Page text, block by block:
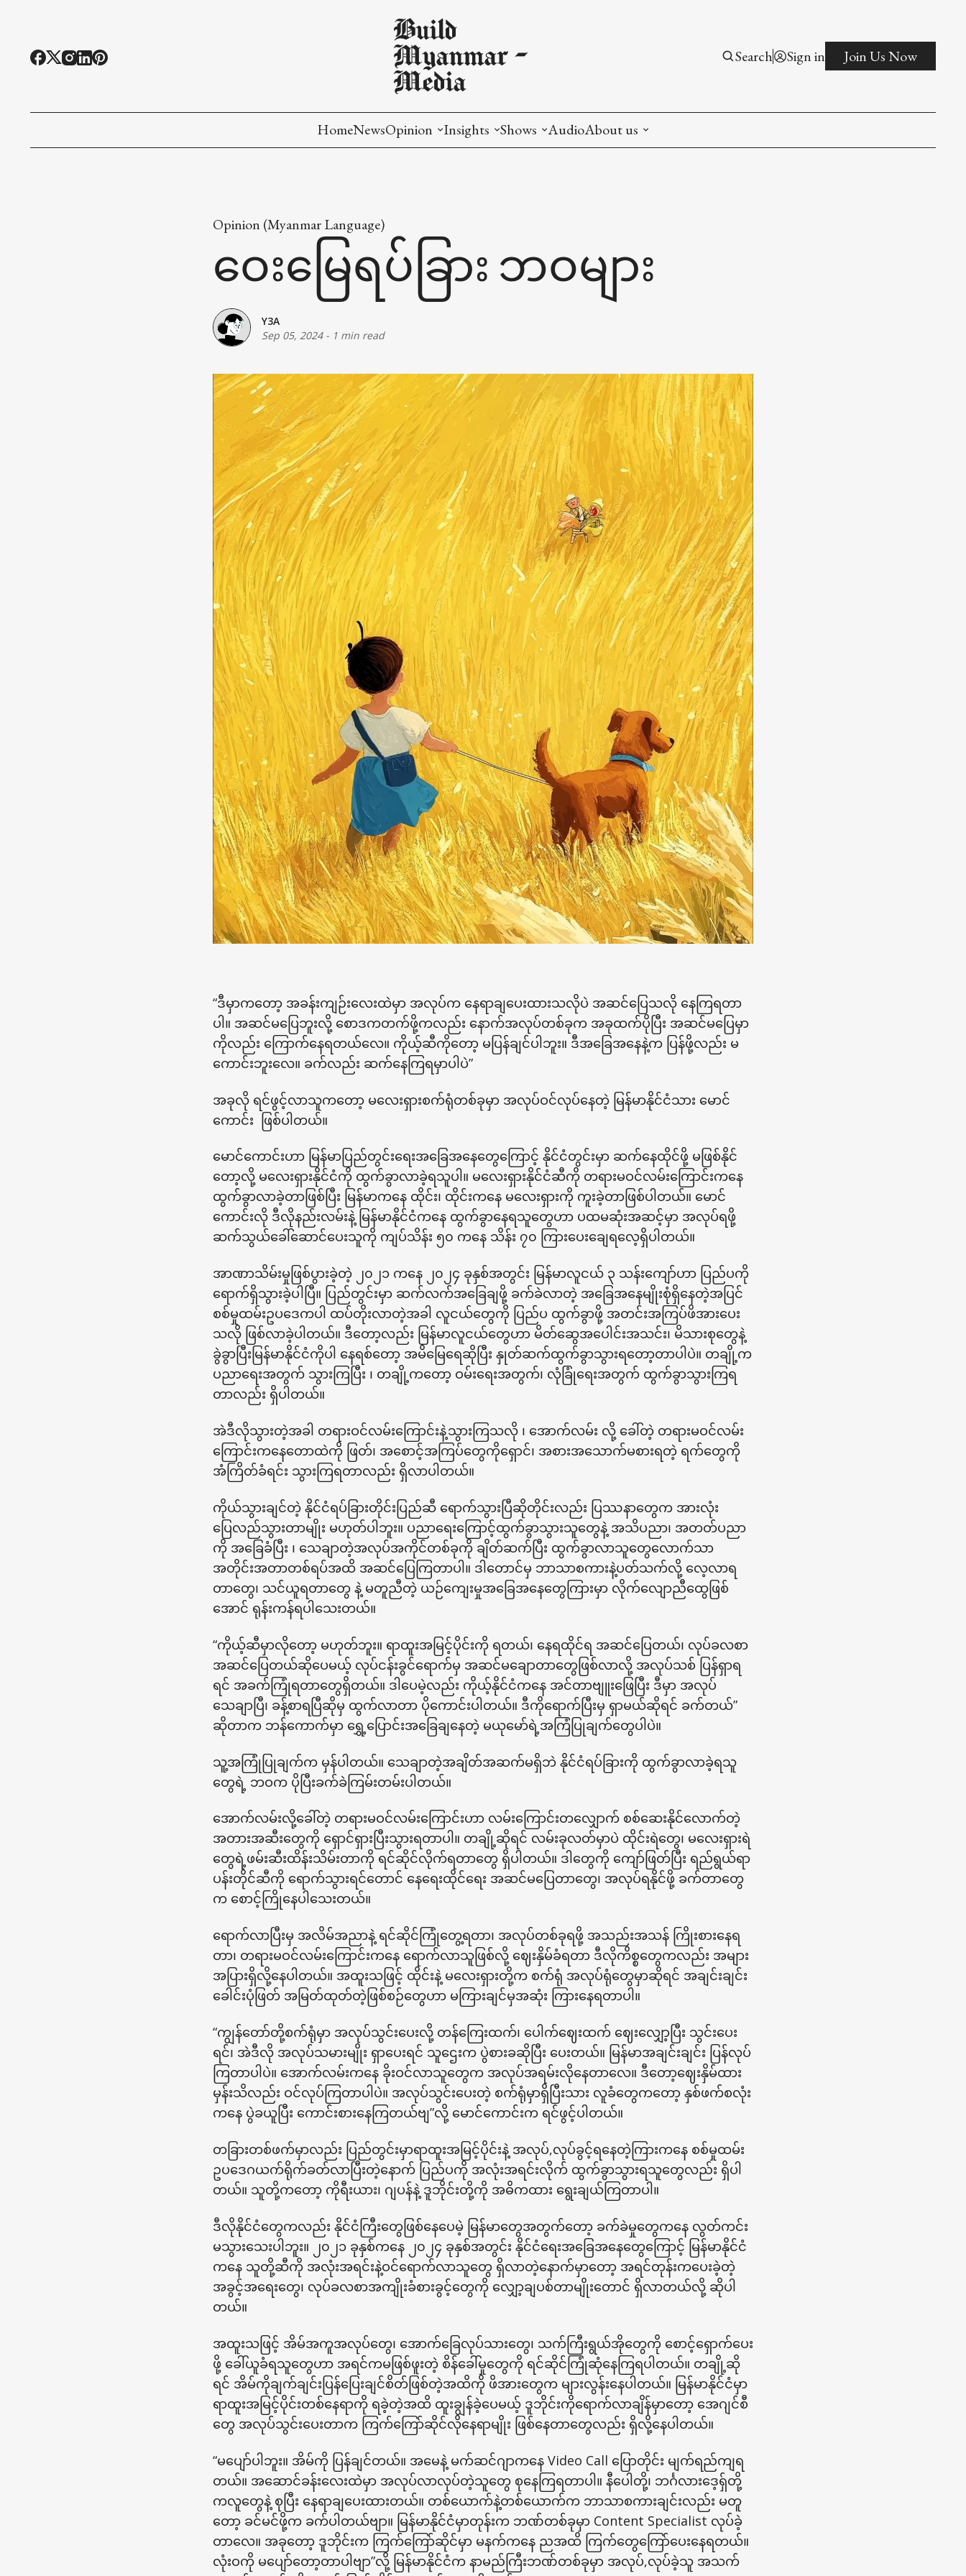
Build
Myanmar -
Media
Search Sign in Join Us Now
HomeNewsOpinion
Insights
Shows
Breakdowns
AudioAbout us
Partnership
Opinion (Myanmar Language)
ဝေးမြေရပ်ခြား ဘဝများ
Y3A
Sep 05, 2024- 1 min read
“ဒီမှာကတော့ အခန်းကျဉ်းလေးထဲမှာ အလုပ်က နေရာချပေးထားသလိုပဲ အဆင်ပြေသလို နေကြရတာ
ပါ။ အဆင်မပြေဘူးလို့ စောဒကတက်ဖို့ကလည်း နောက်အလုပ်တစ်ခုက အခုထက်ပိုပြီး အဆင်မပြေမှာ
ကိုလည်း ကြောက်နေရတယ်လေ။ ကိုယ့်ဆီကိုတော့ မပြန်ချင်ပါဘူး။ ဒီအခြေအနေနဲ့က ပြန်ဖို့လည်း မ
ကောင်းဘူးလေ။ ခက်လည်း ဆက်နေကြရမှာပါပဲ”
အခုလို ရင်ဖွင့်လာသူကတော့ မလေးရှားစက်ရုံတစ်ခုမှာ အလုပ်ဝင်လုပ်နေတဲ့ မြန်မာနိုင်ငံသား မောင်
ကောင်း ဖြစ်ပါတယ်။
မောင်ကောင်းဟာ မြန်မာပြည်တွင်းရေးအခြေအနေတွေကြောင့် နိုင်ငံတွင်းမှာ ဆက်နေထိုင်ဖို့ မဖြစ်နိုင်
တော့လို့ မလေးရှားနိုင်ငံကို ထွက်ခွာလာခဲ့ရသူပါ။ မလေးရှားနိုင်ငံဆီကို တရားမဝင်လမ်းကြောင်းကနေ
ထွက်ခွာလာခဲ့တာဖြစ်ပြီး မြန်မာကနေ ထိုင်း၊ ထိုင်းကနေ မလေးရှားကို ကူးခဲ့တာဖြစ်ပါတယ်။ မောင်
ကောင်းလို ဒီလိုနည်းလမ်းနဲ့ မြန်မာနိုင်ငံကနေ ထွက်ခွာနေရသူတွေဟာ ပထမဆုံးအဆင့်မှာ အလုပ်ရဖို့
ဆက်သွယ်ခေါ်ဆောင်ပေးသူကို ကျပ်သိန်း ၅၀ ကနေ သိန်း ၇၀ ကြားပေးချေရလေ့ရှိပါတယ်။
အာဏာသိမ်းမှုဖြစ်ပွားခဲ့တဲ့ ၂၀၂၁ ကနေ ၂၀၂၄ ခုနှစ်အတွင်း မြန်မာလူငယ် ၃ သန်းကျော်ဟာ ပြည်ပကို
ရောက်ရှိသွားခဲ့ပါပြီ။ ပြည်တွင်းမှာ ဆက်လက်အခြေချဖို့ ခက်ခဲလာတဲ့ အခြေအနေမျိုးစုံရှိနေတဲ့အပြင်
စစ်မှုထမ်းဥပဒေကပါ ထပ်တိုးလာတဲ့အခါ လူငယ်တွေကို ပြည်ပ ထွက်ခွာဖို့ အတင်းအကြပ်ဖိအားပေး
သလို ဖြစ်လာခဲ့ပါတယ်။ ဒီတော့လည်း မြန်မာလူငယ်တွေဟာ မိတ်ဆွေအပေါင်းအသင်း၊ မိသားစုတွေနဲ့
ခွဲခွာပြီးမြန်မာနိုင်ငံကိုပါ နေရစ်တော့ အမိမြေရေဆိုပြီး နှုတ်ဆက်ထွက်ခွာသွားရတော့တာပါပဲ။ တချို့က
ပညာရေးအတွက် သွားကြပြီး ၊ တချို့ကတော့ ဝမ်းရေးအတွက်၊ လုံခြုံရေးအတွက် ထွက်ခွာသွားကြရ
တာလည်း ရှိပါတယ်။
အဲဒီလိုသွားတဲ့အခါ တရားဝင်လမ်းကြောင်းနဲ့သွားကြသလို ၊ အောက်လမ်း လို့ ခေါ်တဲ့ တရားမဝင်လမ်း
ကြောင်းကနေတောထဲကို ဖြတ်၊ အစောင့်အကြပ်တွေကိုရှောင်၊ အစားအသောက်မစားရတဲ့ ရက်တွေကို
အံကြိတ်ခံရင်း သွားကြရတာလည်း ရှိလာပါတယ်။
ကိုယ်သွားချင်တဲ့ နိုင်ငံရပ်ခြားတိုင်းပြည်ဆီ ရောက်သွားပြီဆိုတိုင်းလည်း ပြဿနာတွေက အားလုံး
ပြေလည်သွားတာမျိုး မဟုတ်ပါဘူး။ ပညာရေးကြောင့်ထွက်ခွာသွားသူတွေနဲ့ အသိပညာ၊ အတတ်ပညာ
ကို အခြေခံပြီး ၊ သေချာတဲ့အလုပ်အကိုင်တစ်ခုကို ချိတ်ဆက်ပြီး ထွက်ခွာလာသူတွေလောက်သာ
အတိုင်းအတာတစ်ရပ်အထိ အဆင်ပြေကြတာပါ။ ဒါတောင်မှ ဘာသာစကားနဲ့ပတ်သက်လို့ လေ့လာရ
တာတွေ၊ သင်ယူရတာတွေ နဲ့ မတူညီတဲ့ ယဉ်ကျေးမှုအခြေအနေတွေကြားမှာ လိုက်လျောညီထွေဖြစ်
အောင် ရုန်းကန်ရပါသေးတယ်။
“ကိုယ့်ဆီမှာလိုတော့ မဟုတ်ဘူး။ ရာထူးအမြင့်ပိုင်းကို ရတယ်၊ နေရထိုင်ရ အဆင်ပြေတယ်၊ လုပ်ခလစာ
အဆင်ပြေတယ်ဆိုပေမယ့် လုပ်ငန်းခွင်ရောက်မှ အဆင်မချောတာတွေဖြစ်လာလို့ အလုပ်သစ် ပြန်ရှာရ
ရင် အခက်ကြုံရတာတွေရှိတယ်။ ဒါပေမဲ့လည်း ကိုယ့်နိုင်ငံကနေ အင်တာဗျူးဖြေပြီး ဒီမှာ အလုပ်
သေချာပြီ၊ ခန့်စာရပြီဆိုမှ ထွက်လာတာ ပိုကောင်းပါတယ်။ ဒီကိုရောက်ပြီးမှ ရှာမယ်ဆိုရင် ခက်တယ်”
ဆိုတာက ဘန်ကောက်မှာ ရွှေ့ပြောင်းအခြေချနေတဲ့ မယုမော်ရဲ့အကြံပြုချက်တွေပါပဲ။
သူ့အကြုံပြုချက်က မှန်ပါတယ်။ သေချာတဲ့အချိတ်အဆက်မရှိဘဲ နိုင်ငံရပ်ခြားကို ထွက်ခွာလာခဲ့ရသူ
တွေရဲ့ ဘဝက ပိုပြီးခက်ခဲကြမ်းတမ်းပါတယ်။
အောက်လမ်းလို့ခေါ်တဲ့ တရားမဝင်လမ်းကြောင်းဟာ လမ်းကြောင်းတလျှောက် စစ်ဆေးနိုင်လောက်တဲ့
အတားအဆီးတွေကို ရှောင်ရှားပြီးသွားရတာပါ။ တချို့ဆိုရင် လမ်းခုလတ်မှာပဲ ထိုင်းရဲတွေ၊ မလေးရှားရဲ
တွေရဲ့ဖမ်းဆီးထိန်းသိမ်းတာကို ရင်ဆိုင်လိုက်ရတာတွေ ရှိပါတယ်။ ဒါတွေကို ကျော်ဖြတ်ပြီး ရည်ရွယ်ရာ
ပန်းတိုင်ဆီကို ရောက်သွားရင်တောင် နေရေးထိုင်ရေး အဆင်မပြေတာတွေ၊ အလုပ်ရနိုင်ဖို့ ခက်တာတွေ
က စောင့်ကြိုနေပါသေးတယ်။
ရောက်လာပြီးမှ အလိမ်အညာနဲ့ ရင်ဆိုင်ကြုံတွေ့ရဝာာ၊ အလုပ်တစ်ခုရဖို့ အသည်းအသန် ကြိုးစားနေရ
ဝာာ၊ တရားမဝင်လမ်းကြောင်းကနေ ရောက်လာသူဖြစ်လို့ ဈေးနှိမ်ခံရတာ ဒီလိုကိစ္စတွေကလည်း အများ
အပြားရှိလို့နေပါတယ်။ အထူးသဖြင့် ထိုင်းနဲ့ မလေးရှားတို့က စက်ရုံ အလုပ်ရုံတွေမှာဆိုရင် အချင်းချင်း
ခေါင်းပုံဖြတ် အမြတ်ထုတ်တဲ့ဖြစ်စဉ်တွေဟာ မကြားချင်မှအဆုံး ကြားနေရတာပါ။
“ကျွန်တော်တို့စက်ရုံမှာ အလုပ်သွင်းပေးလို့ တန်ကြေးထက်၊ ပေါက်ဈေးထက် ဈေးလျှော့ပြီး သွင်းပေး
ရင်၊ အဲဒီလို အလုပ်သမားမျိုး ရှာပေးရင် သူဌေးက ပွဲစားခဆိုပြီး ပေးတယ်။ မြန်မာအချင်းချင်း ပြန်လုပ်
ကြတာပါပဲ။ အောက်လမ်းကနေ ခိုးဝင်လာသူတွေက အလုပ်အရမ်းလိုနေတာလေ။ ဒီတော့ဈေးနှိမ်ထား
မှန်းသိလည်း ဝင်လုပ်ကြတာပါပဲ။ အလုပ်သွင်းပေးတဲ့ စက်ရုံမှာရှိပြီးသား လူခံတွေကတော့ နှစ်ဖက်စလုံး
ကနေ ပွဲခယူပြီး ကောင်းစားနေကြတယ်ဗျ”လို့ မောင်ကောင်းက ရင်ဖွင့်ပါတယ်။
တခြားတစ်ဖက်မှာလည်း ပြည်တွင်းမှာရာထူးအမြင့်ပိုင်းနဲ့ အလုပ်,လုပ်ခွင့်ရနေတဲ့ကြားကနေ စစ်မှုထမ်း
ဥပဒေဂယက်ရိုက်ခတ်လာပြီးတဲ့နောက် ပြည်ပကို အလုံးအရင်းလိုက် ထွက်ခွာသွားရသူတွေလည်း ရှိပါ
တယ်။ သူတို့ကတော့ ကိုရီးယား၊ ဂျပန်နဲ့ ဒူဘိုင်းတို့ကို အဓိကထား ရွေးချယ်ကြတာပါ။
ဒီလိုနိုင်ငံတွေကလည်း နိုင်ငံကြီးတွေဖြစ်နေပေမဲ့ မြန်မာတွေအတွက်တော့ ခက်ခဲမှုတွေကနေ လွတ်ကင်း
မသွားသေးပါဘူး။ ၂၀၂၁ ခုနှစ်ကနေ ၂၀၂၄ ခုနှစ်အတွင်း နိုင်ငံရေးအခြေအနေတွေကြောင့် မြန်မာနိုင်ငံ
ကနေ သူတို့ဆီကို အလုံးအရင်းနဲ့ဝင်ရောက်လာသူတွေ ရှိလာတဲ့နောက်မှာတော့ အရင်တုန်းကပေးခဲ့တဲ့
အခွင့်အရေးတွေ၊ လုပ်ခလစာအကျိုးခံစားခွင့်တွေကို လျှော့ချပစ်တာမျိုးတောင် ရှိလာတယ်လို့ ဆိုပါ
တယ်။
အထူးသဖြင့် အိမ်အကူအလုပ်တွေ၊ အောက်ခြေလုပ်သားတွေ၊ သက်ကြီးရွယ်အိုတွေကို စောင့်ရှောက်ပေး
ဖို့ ခေါ်ယူခံရသူတွေဟာ အရင်ကမဖြစ်ဖူးတဲ့ စိန်ခေါ်မှုတွေကို ရင်ဆိုင်ကြုံဆုံနေကြရပါတယ်။ တချို့ဆို
ရင် အိမ်ကိုချက်ချင်းပြန်ပြေးချင်စိတ်ဖြစ်တဲ့အထိကို ဖိအားတွေက များလွန်းနေပါတယ်။ မြန်မာနိုင်ငံမှာ
ရာထူးအမြင့်ပိုင်းတစ်နေရာကို ရခဲ့တဲ့အထိ ထူးချွန်ခဲ့ပေမယ့် ဒူဘိုင်းကိုရောက်လာချိန်မှာတော့ အေဂျင်စီ
တွေ အလုပ်သွင်းပေးတာက ကြက်ကြော်ဆိုင်လိုနေရာမျိုး ဖြစ်နေတာတွေလည်း ရှိလို့နေပါတယ်။
“မပျော်ပါဘူး။ အိမ်ကို ပြန်ချင်တယ်။ အမေနဲ့ မက်ဆင်ဂျာကနေ Video Call ပြောတိုင်း မျက်ရည်ကျရ
တယ်။ အဆောင်ခန်းလေးထဲမှာ အလုပ်လာလုပ်တဲ့သူတွေ စုနေကြရတာပါ။ နီပေါတို့၊ ဘင်္ဂလားဒေ့ရှ်တို့
ကလူတွေနဲ့ စုပြီး နေရာချပေးထားတယ်။ တစ်ယောက်နဲ့တစ်ယောက်က ဘာသာစကားချင်းလည်း မတူ
တော့ ခင်မင်ဖို့က ခက်ပါတယ်ဗျာ။ မြန်မာနိုင်ငံမှာတုန်းက ဘဏ်တစ်ခုမှာ Content Specialist လုပ်ခဲ့
တာလေ။ အခုတော့ ဒူဘိုင်းက ကြက်ကြော်ဆိုင်မှာ မနက်ကနေ ညအထိ ကြက်တွေကြော်ပေးနေရတယ်။
လုံးဝကို မပျော်တော့တာပါဗျာ”လို့ မြန်မာနိုင်ငံက နာမည်ကြီးဘဏ်တစ်ခုမှာ အလုပ်,လုပ်ခဲ့သူ အသက်